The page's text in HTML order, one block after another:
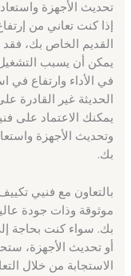
تحديث الأجهزة
إذا كنت تعاني من
القديم الخاص بك،
يمكن أن يسبب
في الأداء وارتفاع في
الحديثة غير القادرة
يمكنك الاعتماد على
وتحديث الأجهزة
بك.
بالتعاون مع فنيي
موثوقة وذات جودة
بك. سواء كنت بحاجة
أو تحديث الأجهزة،
الاستجابة من خلال